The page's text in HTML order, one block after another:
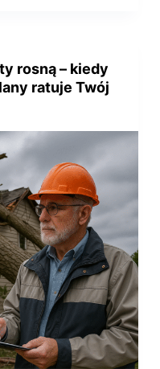
rosną – kiedy
ratuje Twój